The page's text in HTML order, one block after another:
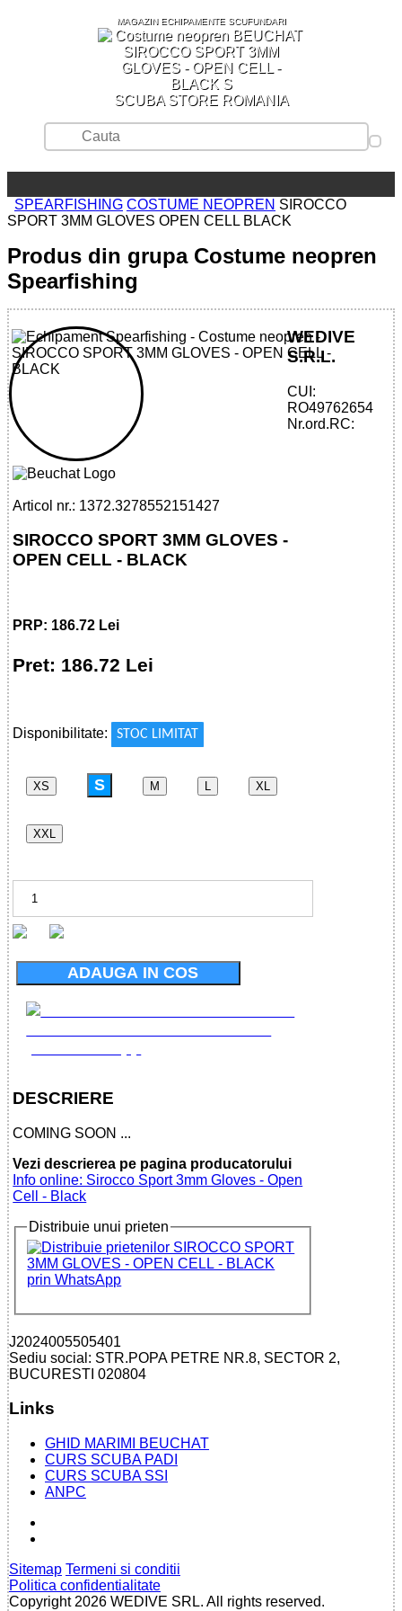
MAGAZIN ECHIPAMENTE SCUFUNDARI
SCUBA STORE ROMANIA
SPEARFISHING COSTUME NEOPREN SIROCCO
SPORT 3MM GLOVES OPEN CELL BLACK
Produs din grupa Costume neopren
Spearfishing
32785521514 - SIROCCO SPORT 3MM
GLOVES - OPEN CELL - BLACK
Articol nr.: 1372.3278552151427
SIROCCO SPORT 3MM GLOVES -
OPEN CELL - BLACK
PRP: 186.72 Lei
Pret: 186.72 Lei
Disponibilitate:
STOC LIMITAT
XS S M L XL
XXL
ADAUGA IN COS
DESCRIERE
COMING SOON ...
Vezi descrierea pe pagina producatorului
Info online: Sirocco Sport 3mm Gloves - Open
Cell - Black
Distribuie unui prieten
WEDIVE
S.R.L.
CUI:
RO49762654
Nr.ord.RC:
J2024005505401
Sediu social: STR.POPA PETRE NR.8, SECTOR 2,
BUCURESTI 020804
Links
GHID MARIMI BEUCHAT
CURS SCUBA PADI
CURS SCUBA SSI
ANPC
Sitemap Termeni si conditii
Politica confidentialitate
Copyright 2026 WEDIVE SRL. All rights reserved.